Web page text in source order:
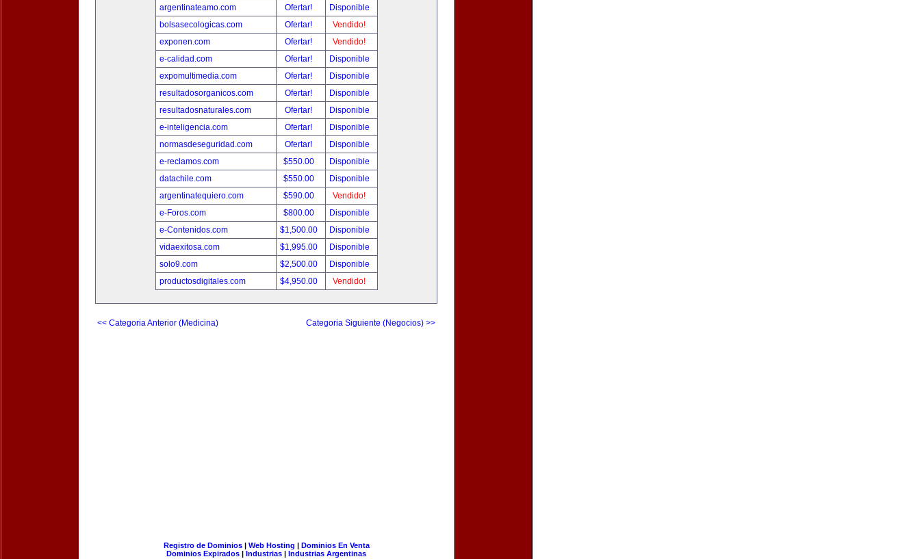
argentinateamo.com
Ofertar!
Disponible
bolsasecologicas.com
Ofertar!
Vendido!
exponen.com
Ofertar!
Vendido!
e-calidad.com
Ofertar!
Disponible
expomultimedia.com
Ofertar!
Disponible
resultadosorganicos.com
Ofertar!
Disponible
resultadosnaturales.com
Ofertar!
Disponible
e-inteligencia.com
Ofertar!
Disponible
normasdeseguridad.com
Ofertar!
Disponible
e-reclamos.com
$550.00
Disponible
datachile.com
$550.00
Disponible
argentinatequiero.com
$590.00
Vendido!
e-Foros.com
$800.00
Disponible
e-Contenidos.com
$1,500.00
Disponible
vidaexitosa.com
$1,995.00
Disponible
solo9.com
$2,500.00
Disponible
productosdigitales.com
$4,950.00 Vendido!
<< Categoria Anterior (Medicina) Categoria Siguiente (Negocios) >>
Registro de Dominios| Web Hosting | Dominios En Venta
Dominios Expirados | Industrias | Industrias Argentinas